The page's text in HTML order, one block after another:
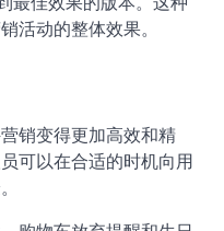
应用
生成方式，能够根据用
。这种技术可以分析用
正文，提高打开率和点
快速生成多种版本的邮
最佳效果的版本。这种